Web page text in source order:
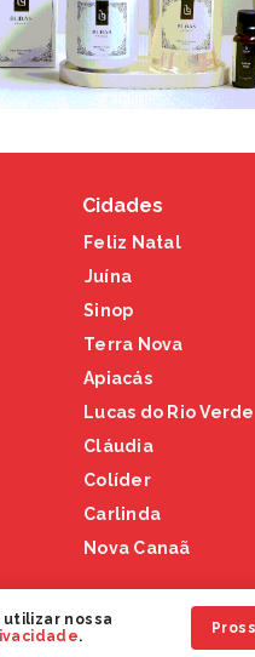
Cidades
Feliz Natal
Juína
Sinop
Terra Nova
Apiacás
Lucas do Rio Verde
Cláudia
Colíder
Carlinda
Nova Canaã
nossa
.